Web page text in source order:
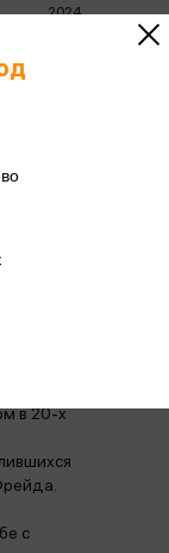
2024
в 20-х
с